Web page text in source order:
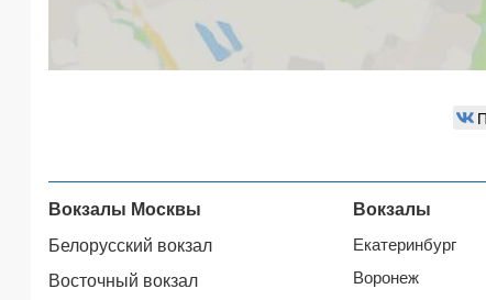
Вокзалы Москвы
Белорусский вокзал
Восточный вокзал
Вокзалы
Екатеринбург
Воронеж